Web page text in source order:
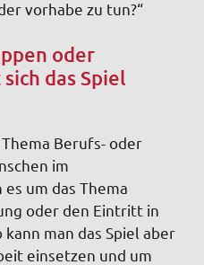
vorhabe zu tun?“
oder
das Spiel
Berufs- oder
im
um das Thema
oder den Eintritt in
man das Spiel aber
einsetzen und um